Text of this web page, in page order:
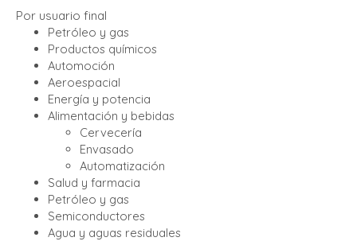
Por usuario final
Petróleo y gas
Productos químicos
Automoción
Aeroespacial
Energía y potencia
Alimentación y bebidas
Cervecería
Envasado
Automatización
Salud y farmacia
Petróleo y gas
Semiconductores
Agua y aguas residuales